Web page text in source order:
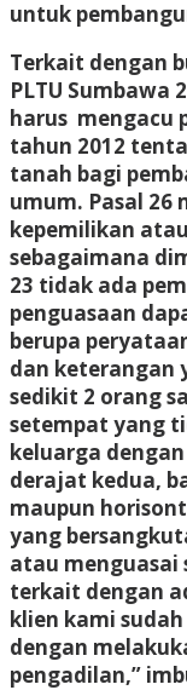
untuk
Terkait dengan
PLTU Sumbawa
harus mengacu
tahun 2012
tanah bagi
umum. Pasal 26
kepemilikan
sebagaimana
23 tidak ada
penguasaan
berupa
dan keterangan
sedikit 2 orang
setempat yang
keluarga
derajat kedua,
maupun
yang
atau menguasai
terkait dengan
klien kami
dengan
pengadilan,”